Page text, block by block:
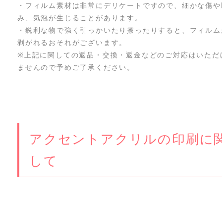
・フィルム素材は非常にデリケートですので、細かな傷
み、気泡が生じることがあります。
・鋭利な物で強く引っかいたり擦ったりすると、フィル
剥がれるおそれがございます。
※上記に関しての返品・交換・返金などのご対応はいただ
ませんので予めご了承ください。
アクセントアクリルの印刷に
して